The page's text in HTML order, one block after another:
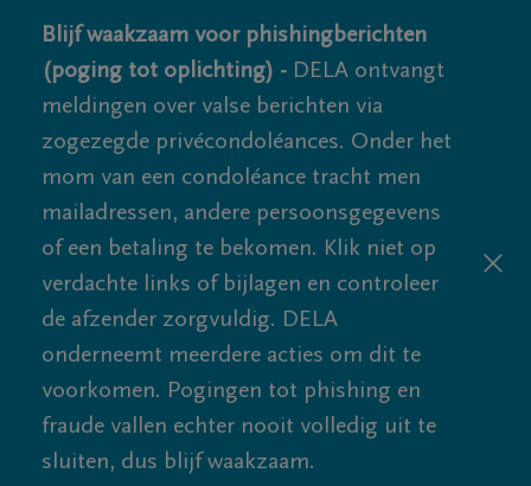
Blijf waakzaam voor phishingberichten
(poging tot oplichting) - DELA ontvangt
meldingen over valse berichten via
zogezegde privécondoléances. Onder het
mom van een condoléance tracht men
mailadressen, andere persoonsgegevens
of een betaling te bekomen. Klik niet op
verdachte links of bijlagen en controleer
de afzender zorgvuldig. DELA
onderneemt meerdere acties om dit te
voorkomen. Pogingen tot phishing en
fraude vallen echter nooit volledig uit te
sluiten, dus blijf waakzaam.